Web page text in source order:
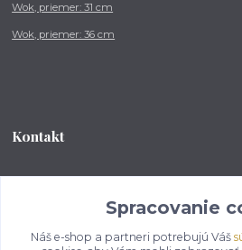
Wok, priemer: 31 cm
Wok, priemer: 36 cm
Kontakt
od 8:00 - do 16:00 hod
info@kotlikovesupravy.sk
Spracovanie
Náš e-shop a partneri potrebujú Váš